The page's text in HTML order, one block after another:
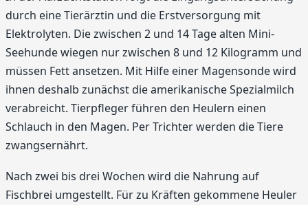
durch eine Tierärztin und die Erstversorgung mit
Elektrolyten. Die zwischen 2 und 14 Tage alten Mini-
Seehunde wiegen nur zwischen 8 und 12 Kilogramm und
müssen Fett ansetzen. Mit Hilfe einer Magensonde wird
ihnen deshalb zunächst die amerikanische Spezialmilch
verabreicht. Tierpfleger führen den Heulern einen
Schlauch in den Magen. Per Trichter werden die Tiere
zwangsernährt.
Nach zwei bis drei Wochen wird die Nahrung auf
Fischbrei umgestellt. Für zu Kräften gekommene Heuler